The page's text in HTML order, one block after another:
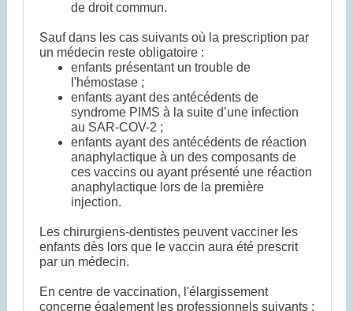
de droit commun.
Sauf dans les cas suivants où la prescription par
un médecin reste obligatoire :
enfants présentant un trouble de
l'hémostase ;
enfants ayant des antécédents de
syndrome PIMS à la suite d’une infection
au SAR-COV-2 ;
enfants ayant des antécédents de réaction
anaphylactique à un des composants de
ces vaccins ou ayant présenté une réaction
anaphylactique lors de la première
injection.
Les chirurgiens-dentistes peuvent vacciner les
enfants dès lors que le vaccin aura été prescrit
par un médecin.
En centre de vaccination, l'élargissement
concerne également les professionnels suivants :